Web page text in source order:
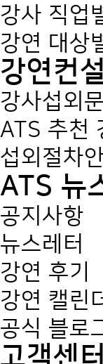
강사 직업
강연 대상
강연컨
강사섭외
ATS 추천
섭외절차
ATS 뉴
공지사항
뉴스레터
강연 후기
강연 캘린
공식 블로
고객센터